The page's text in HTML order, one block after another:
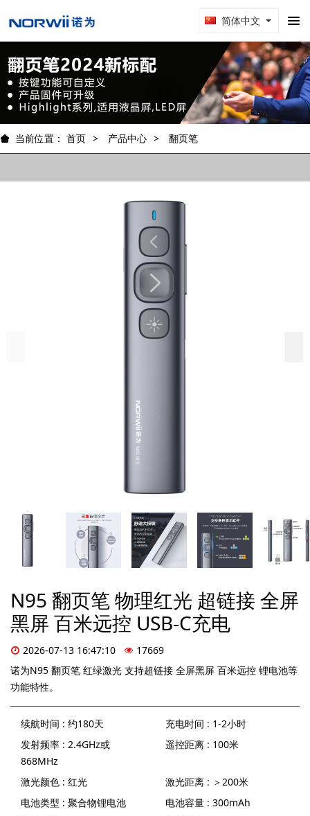
简体中文
当前位置： 首页 产品中心 翻页笔
N95 翻页笔 物理红光 超链接 全屏
黑屏 百米远控 USB-C充电
2026-07-13 16:47:10
17669
诺为N95 翻页笔 红绿激光 支持超链接 全屏黑屏 百米远控 锂电池等
功能特性。
续航时间 : 约180天
充电时间 : 1-2小时
发射频率 : 2.4GHz或
868MHz
遥控距离 : 100米
激光颜色 : 红光
激光距离 : ＞200米
电池类型 : 聚合物锂电池
电池容量 : 300mAh